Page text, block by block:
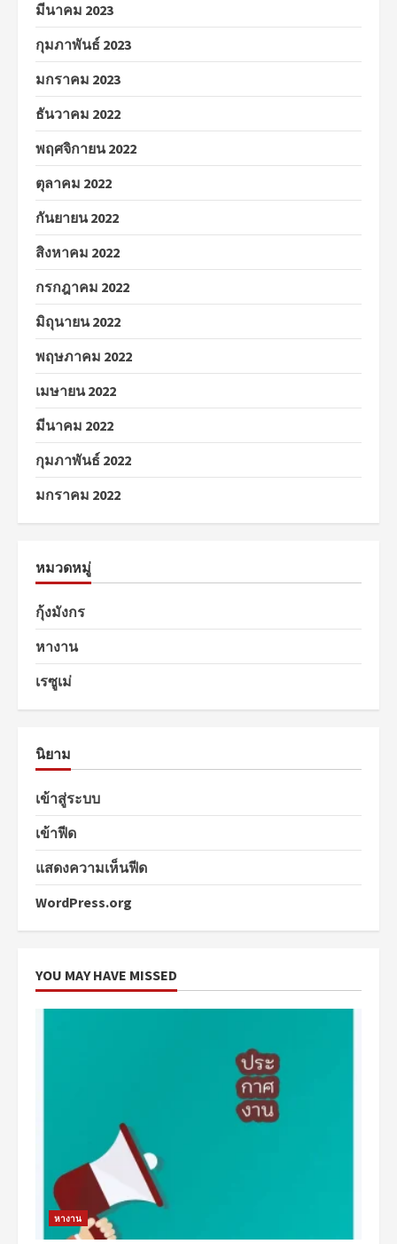
มีนาคม 2023
กุมภาพันธ์ 2023
มกราคม 2023
ธันวาคม 2022
พฤศจิกายน 2022
ตุลาคม 2022
กันยายน 2022
สิงหาคม 2022
กรกฎาคม 2022
มิถุนายน 2022
พฤษภาคม 2022
เมษายน 2022
มีนาคม 2022
กุมภาพันธ์ 2022
มกราคม 2022
หมวดหมู่
กุ้งมังกร
หางาน
เรซูเม่
นิยาม
เข้าสู่ระบบ
เข้าฟีด
แสดงความเห็นฟีด
WordPress.org
YOU MAY HAVE MISSED
หางาน